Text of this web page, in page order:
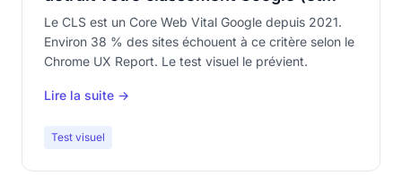
comment le test visuel le prévient)
Le CLS est un Core Web Vital Google depuis 2021.
Environ 38 % des sites échouent à ce critère selon le
Chrome UX Report. Le test visuel le prévient.
Lire la suite →
Test visuel